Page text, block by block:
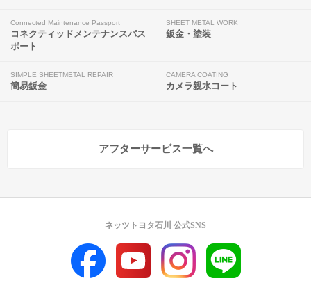
Connected Maintenance Passport
コネクティッドメンテナンスパス
ポート
SHEET METAL WORK
鈑金・塗装
SIMPLE SHEETMETAL REPAIR
簡易鈑金
CAMERA COATING
カメラ親水コート
アフターサービス一覧へ
ネッツトヨタ石川 公式SNS